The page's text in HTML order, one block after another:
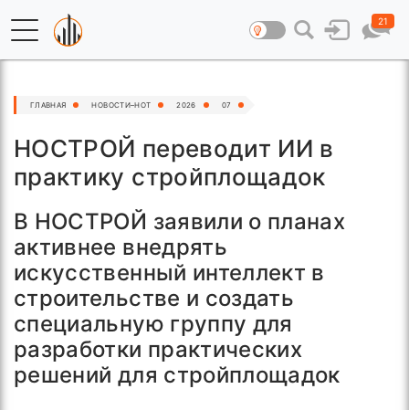
21
ГЛАВНАЯ НОВОСТИ–HOT 2026 07
НОСТРОЙ переводит ИИ в
практику стройплощадок
В НОСТРОЙ заявили о планах
активнее внедрять
искусственный интеллект в
строительстве и создать
специальную группу для
разработки практических
решений для стройплощадок